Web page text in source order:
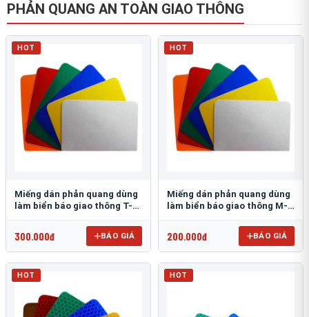
PHẢN QUANG AN TOÀN GIAO THÔNG
HOT
Miếng dán phản quang dùng
làm biển báo giao thông T-
300.000đ BÁO GIÁ
HOT
Miếng dán phản quang dùng
làm biển báo giao thông M-
200.000đ BÁO GIÁ
HOT HOT